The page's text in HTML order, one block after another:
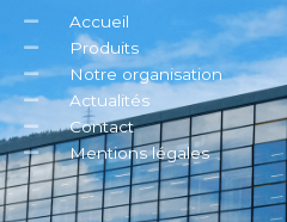
Colonne de
EN SAVOIR